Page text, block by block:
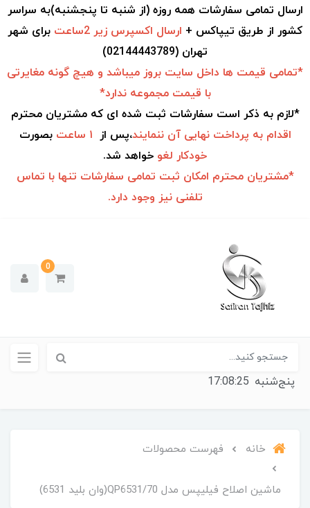
ارسال تمامی سفارشات همه روزه (از شنبه تا پنجشنبه)به سراسر
کشور از طریق تیپاکس + ارسال اکسپرس زیر 2ساعت
برای شهر
تهران (02144443789)
*تمامی قیمت ها داخل سایت بروز میباشد و هیچ گونه مغایرتی
با قیمت مجموعه ندارد*
*لازم به ذکر است سفارشات ثبت شده ای که مشتریان محترم
اقدام به پرداخت نهایی آن ننمایند،پس از
بصورت
خودکار لغو خواهد شد.
*مشتریان محترم امکان ثبت تمامی سفارشات تنها با تماس
تلفنی نیز وجود دارد.
0
پنج‌شنبه 17:08:25
خانه فهرست محصولات
ماشین اصلاح فیلیپس مدل QP6531/70(وان بلید 6531)